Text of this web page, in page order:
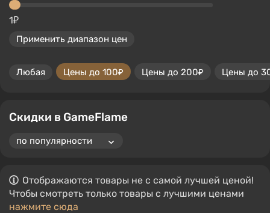
1₽
Применить диапазон цен
Любая Цены до 100₽ Цены до 200₽ Цены до
Скидки в GameFlame
Отображаются товары не с самой лучшей ценой!
Чтобы смотреть только товары с лучшими ценами
нажмите сюда